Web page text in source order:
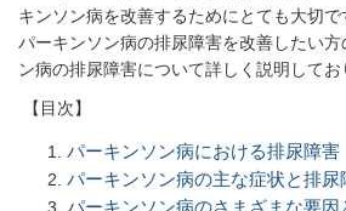
キンソン病を改善するためにとても大切で
パーキンソン病の排尿障害を改善したい
ン病の排尿障害について詳しく説明してお
【目次】
パーキンソン病における排尿障害
パーキンソン病の主な症状と排尿
パーキンソン病のさまざまな要因